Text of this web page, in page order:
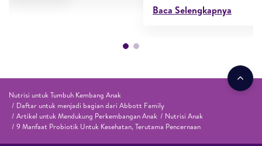
Baca Selengkapnya
Nutrisi untuk Tumbuh Kembang Anak
Daftar untuk menjadi bagian dari Abbott Family
Artikel untuk Mendukung Perkembangan Anak
Nutrisi Anak
9 Manfaat Probiotik Untuk Kesehatan, Terutama Pencernaan